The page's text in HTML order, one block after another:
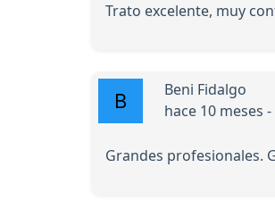
Trato excelente, muy
Beni Fidalgo
hace 10 meses -
Grandes profesionales.